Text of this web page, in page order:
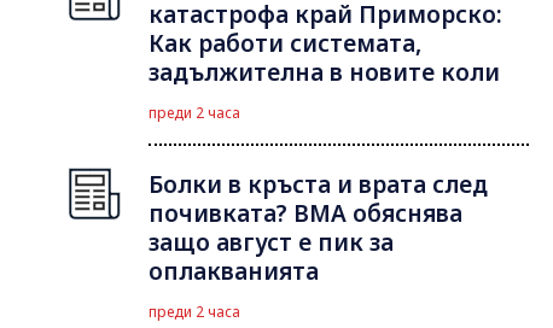
катастрофа край Приморско:
Как работи системата,
задължителна в новите коли
преди 2 часа
Болки в кръста и врата след
почивката? ВМА обяснява
защо август е пик за
оплакванията
преди 2 часа